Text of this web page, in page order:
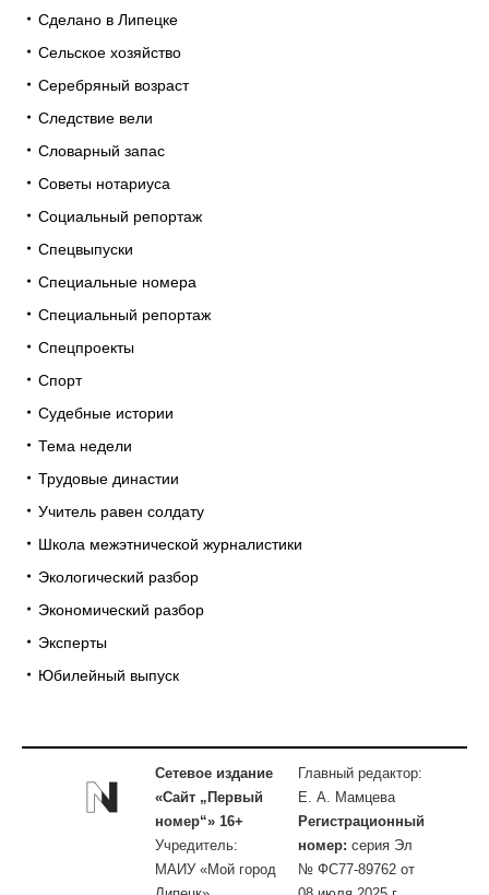
Сделано в Липецке
Сельское хозяйство
Серебряный возраст
Следствие вели
Словарный запас
Советы нотариуса
Социальный репортаж
Спецвыпуски
Специальные номера
Специальный репортаж
Спецпроекты
Спорт
Судебные истории
Тема недели
Трудовые династии
Учитель равен солдату
Школа межэтнической журналистики
Экологический разбор
Экономический разбор
Эксперты
Юбилейный выпуск
Сетевое издание
«Сайт „Первый
номер“» 16+
Учредитель:
МАИУ «Мой город
Главный редактор:
Е. А. Мамцева
Регистрационный
номер: серия Эл
№ ФС77-89762 от